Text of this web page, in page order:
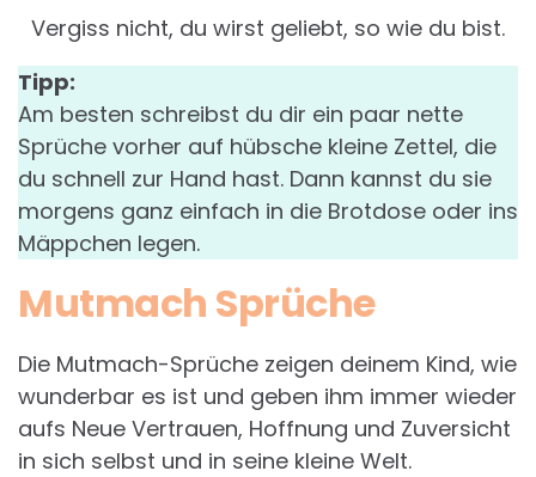
Vergiss nicht, du wirst geliebt, so wie du bist.
Tipp:
Am besten schreibst du dir ein paar nette
Sprüche vorher auf hübsche kleine Zettel, die
du schnell zur Hand hast. Dann kannst du sie
morgens ganz einfach in die Brotdose oder ins
Mäppchen legen.
Mutmach Sprüche
Die Mutmach-Sprüche zeigen deinem Kind, wie
wunderbar es ist und geben ihm immer wieder
aufs Neue Vertrauen, Hoffnung und Zuversicht
in sich selbst und in seine kleine Welt.